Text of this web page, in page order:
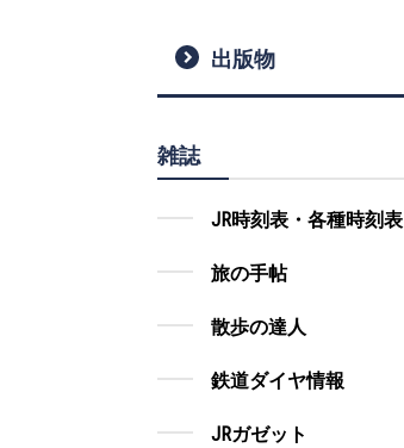
出版物
雑誌
JR時刻表・各種時刻表
旅の手帖
散歩の達人
鉄道ダイヤ情報
JRガゼット